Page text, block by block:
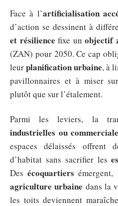
Face à l’artificialisation
d’action se dessinent à
et résilience fixe unobjectif
(ZAN) pour 2050. Ce cap
leurplanification urbaine, à
pavillonnaires et à miser
plutôt que sur l’étalement.
Parmi les leviers, la
industrielles ou
espaces délaissés offrent
d’habitat sans sacrifier les
Desécoquartiers
agriculture urbaine dans la
les toits deviennent